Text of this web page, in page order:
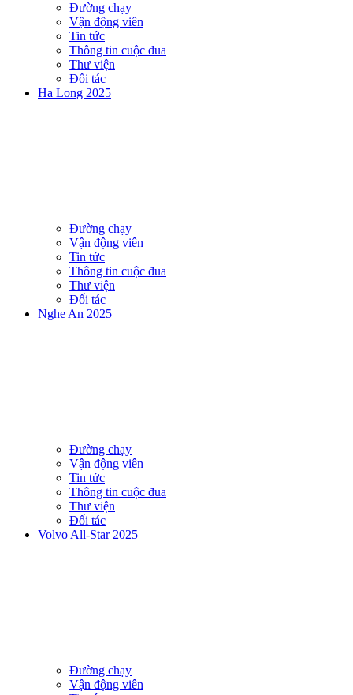
Đường chạy
Vận động viên
Tin tức
Thông tin cuộc đua
Thư viện
Đối tác
Ha Long 2025
Đường chạy
Vận động viên
Tin tức
Thông tin cuộc đua
Thư viện
Đối tác
Nghe An 2025
Đường chạy
Vận động viên
Tin tức
Thông tin cuộc đua
Thư viện
Đối tác
Volvo All-Star 2025
Đường chạy
Vận động viên